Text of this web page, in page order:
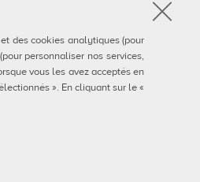
des cookies analytiques (pour
personnaliser nos services,
vous les avez acceptés en
». En cliquant sur le «